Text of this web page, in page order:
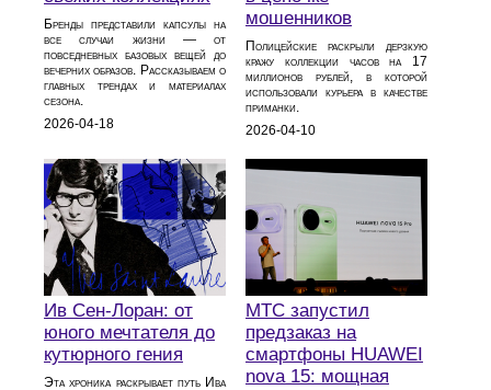
Бренды представили капсулы на
все случаи жизни — от
повседневных базовых вещей до
вечерних образов. Рассказываем о
главных трендах и материалах
сезона.
2026-04-18
мошенников
Полицейские раскрыли дерзкую
кражу коллекции часов на 17
миллионов рублей, в которой
использовали курьера в качестве
приманки.
2026-04-10
Ив Сен-Лоран: от
юного мечтателя до
кутюрного гения
Эта хроника раскрывает путь Ива
МТС запустил
предзаказ на
смартфоны HUAWEI
nova 15: мощная